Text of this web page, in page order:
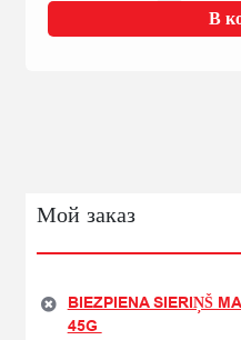
В
Мой заказ
BIEZPIENA SIERIŅŠ
45G